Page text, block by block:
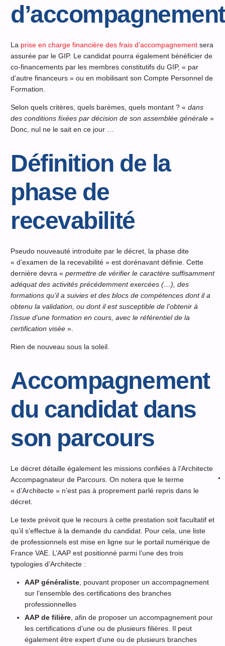
d’accompagnement
La prise en charge financière des frais d’accompagnement sera
assurée par le GIP. Le candidat pourra également bénéficier de
co-financements par les membres constitutifs du GIP, « par
d’autre financeurs » ou en mobilisant son Compte Personnel de
Formation.
Selon quels critères, quels barèmes, quels montant ? « dans
des conditions fixées par décision de son assemblée générale »
Donc, nul ne le sait en ce jour …
Définition de la
phase de
recevabilité
Pseudo nouveauté introduite par le décret, la phase dite
« d’examen de la recevabilité » est dorénavant définie. Cette
dernière devra « permettre de vérifier le caractère suffisamment
adéquat des activités précédemment exercées (…), des
formations qu’il a suivies et des blocs de compétences dont il a
obtenu la validation, ou dont il est susceptible de l’obtenir à
l’issue d’une formation en cours, avec le référentiel de la
certification visée ».
Rien de nouveau sous la soleil.
Accompagnement
du candidat dans
son parcours
Le décret détaille également les missions confiées à l’Architecte
Accompagnateur de Parcours. On notera que le terme
« d’Architecte » n’est pas à proprement parlé repris dans le
décret.
Le texte prévoit que le recours à cette prestation soit facultatif et
qu’il s’effectue à la demande du candidat. Pour cela, une liste
de professionnels est mise en ligne sur le portail numérique de
France VAE. L’AAP est positionné parmi l’une des trois
typologies d’Architecte :
AAP généraliste , pouvant proposer un accompagnement
sur l’ensemble des certifications des branches
professionnelles
AAP de filière , afin de proposer un accompagnement pour
les certifications d’une ou de plusieurs filières. Il peut
également être expert d’une ou de plusieurs branches